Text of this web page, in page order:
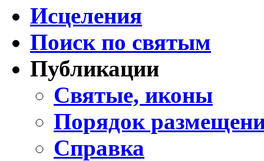
Исцеления
Поиск по святым
Публикации
Святые, иконы
Порядок
Справка